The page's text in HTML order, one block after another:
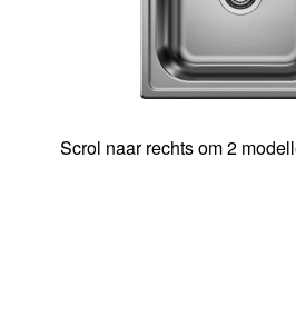
Scrol naar rechts om 2